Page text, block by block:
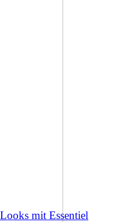
mit Essentiel